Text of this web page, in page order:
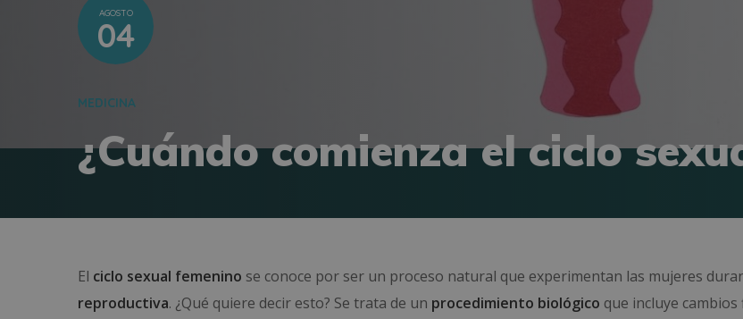
AGOSTO
04
MEDICINA
¿Cuándo comienza el ciclo
El ciclo sexual femenino se conoce por ser un proceso natural que experimentan las mujeres
reproductiva. ¿Qué quiere decir esto? Se trata de un procedimiento biológico que incluye